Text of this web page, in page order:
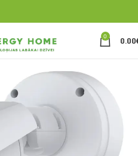
0 0.00